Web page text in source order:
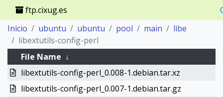
ftp.cixug.es
Inicio
ubuntu ubuntu pool main
libe
libextutils-config-perl
File Name ↓
libextutils-config-perl_0.008-1.debian.tar.xz
libextutils-config-perl_0.007-1.debian.tar.gz